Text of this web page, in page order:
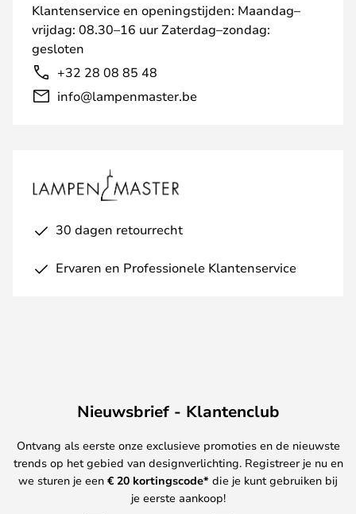
Klantenservice en openingstijden: Maandag–
vrijdag: 08.30–16 uur Zaterdag–zondag:
gesloten
+32 28 08 85 48
info@lampenmaster.be
30 dagen retourrecht
Ervaren en Professionele Klantenservice
Nieuwsbrief - Klantenclub
Ontvang als eerste onze exclusieve promoties en de nieuwste
trends op het gebied van designverlichting. Registreer je nu en
we sturen je een € 20 kortingscode* die je kunt gebruiken bij
je eerste aankoop!